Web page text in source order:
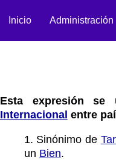
Inicio Administración
Esta expresión se
Internacional entre
1. Sinónimo de
un Bien.